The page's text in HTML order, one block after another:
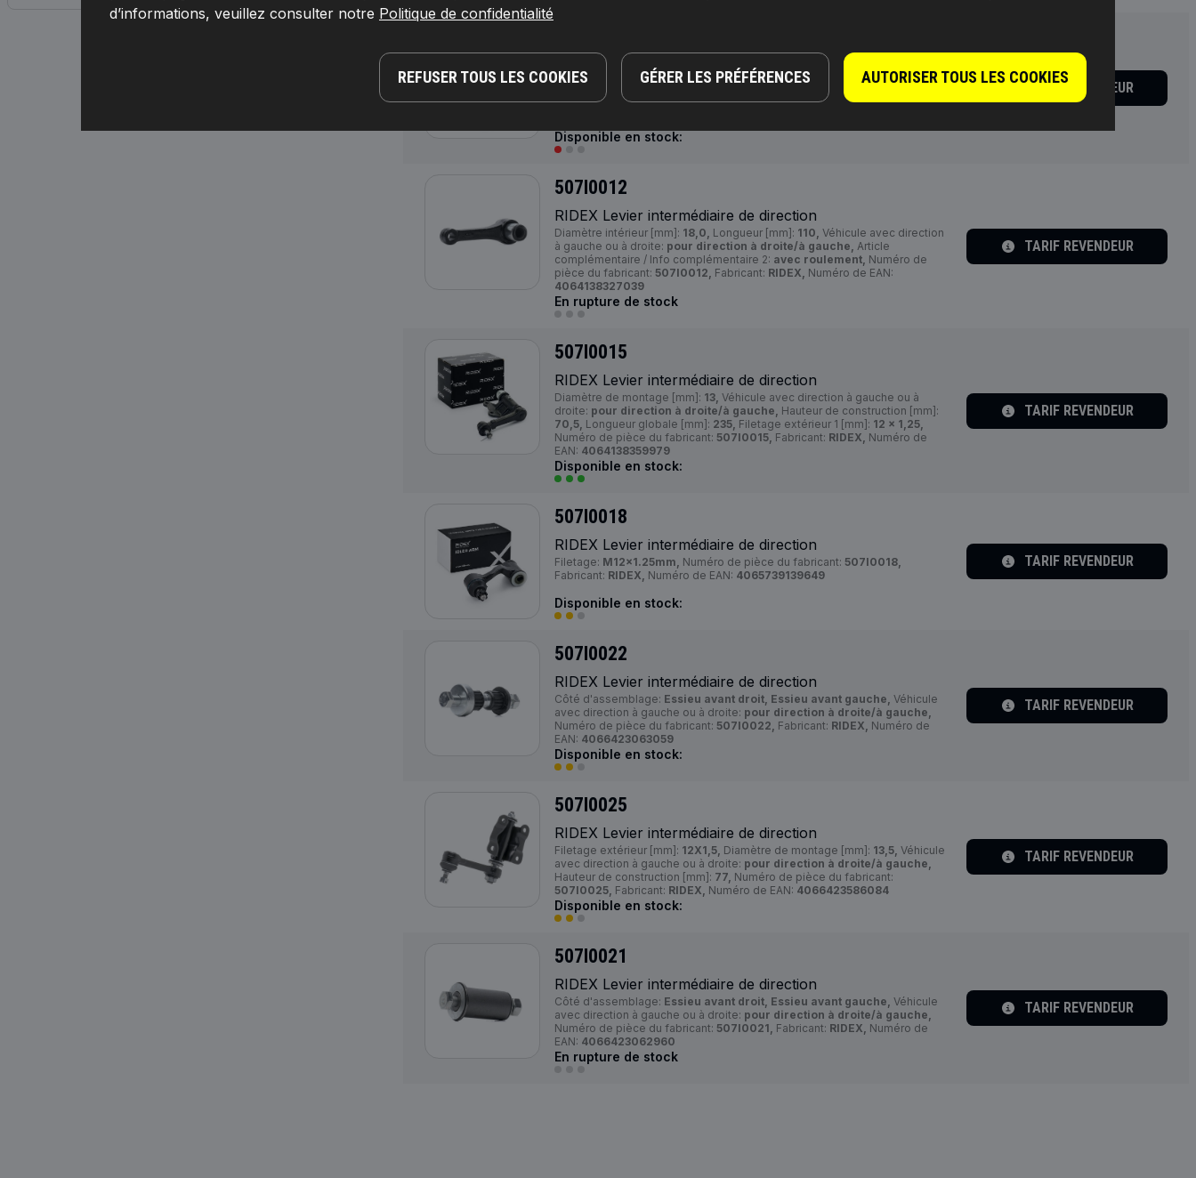
d’informations, veuillez consulter notre Politique de confidentialité
REFUSER TOUS LES COOKIES GÉRER LES PRÉFÉRENCES AUTORISER TOUS LES COOKIES
RIDEX Levier intermédiaire de direction
Côté d'assemblage:Essieu avant,Filetage extérieur [mm]:M12 x 1,25,
Ouverture de la clé:
Article complémentaire / Info complémentaire 2:
Disponible en stock:
TARIF REVENDEUR
507I0012
RIDEX Levier intermédiaire de direction
Diamètre intérieur [mm]: 18,0, Longueur [mm]: 110, Véhicule avec direction
à gauche ou à droite: pour direction à droite/à gauche, Article
complémentaire / Info complémentaire 2: avec roulement, Numéro de
pièce du fabricant: 507I0012, Fabricant: RIDEX, Numéro de EAN:
4064138327039
En rupture de stock
TARIF REVENDEUR
507I0015
RIDEX Levier intermédiaire de direction
Diamètre de montage [mm]: 13, Véhicule avec direction à gauche ou à
droite: pour direction à droite/à gauche, Hauteur de construction [mm]:
70,5, Longueur globale [mm]: 235, Filetage extérieur 1 [mm]: 12 x 1,25,
Numéro de pièce du fabricant: 507I0015, Fabricant: RIDEX, Numéro de
EAN: 4064138359979
Disponible en stock:
TARIF REVENDEUR
507I0018
RIDEX Levier intermédiaire de direction
Filetage: M12x1.25mm, Numéro de pièce du fabricant: 507I0018,
Fabricant: RIDEX, Numéro de EAN: 4065739139649
Disponible en stock:
TARIF REVENDEUR
507I0022
RIDEX Levier intermédiaire de direction
Côté d'assemblage: Essieu avant droit, Essieu avant gauche, Véhicule
avec direction à gauche ou à droite: pour direction à droite/à gauche,
Numéro de pièce du fabricant: 507I0022, Fabricant: RIDEX, Numéro de
EAN: 4066423063059
Disponible en stock:
TARIF REVENDEUR
507I0025
RIDEX Levier intermédiaire de direction
Filetage extérieur [mm]: 12X1,5, Diamètre de montage [mm]: 13,5, Véhicule
avec direction à gauche ou à droite: pour direction à droite/à gauche,
Hauteur de construction [mm]: 77, Numéro de pièce du fabricant:
507I0025, Fabricant: RIDEX, Numéro de EAN: 4066423586084
Disponible en stock:
TARIF REVENDEUR
507I0021
RIDEX Levier intermédiaire de direction
Côté d'assemblage: Essieu avant droit, Essieu avant gauche, Véhicule
avec direction à gauche ou à droite: pour direction à droite/à gauche,
Numéro de pièce du fabricant: 507I0021, Fabricant: RIDEX, Numéro de
EAN: 4066423062960
En rupture de stock
TARIF REVENDEUR